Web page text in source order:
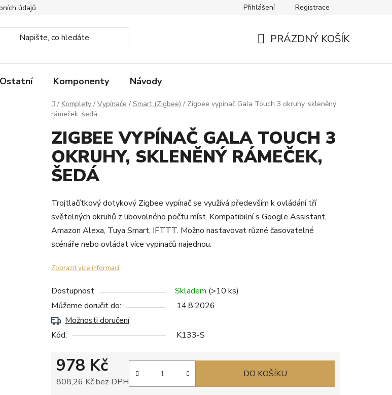
údajů KontaktyPřihlášení Registrace
PRÁZDNÝ KOŠÍK
Ostatní Komponenty Návody
Domů
/ Komplety / Vypínače / Smart (Zigbee) / Zigbee vypínač Gala Touch 3 okruhy, skleněný
rámeček, šedá
ZIGBEE VYPÍNAČ GALA TOUCH 3
OKRUHY, SKLENĚNÝ RÁMEČEK,
ŠEDÁ
Trojtlačítkový dotykový Zigbee vypínač se využívá především k ovládání tří
světelných okruhů z libovolného počtu míst. Kompatibilní s Google Assistant,
Amazon Alexa, Tuya Smart, IFTTT. Možno nastavovat různé časovatelné
scénáře nebo ovládat více vypínačů najednou.
Zobrazit více informací
Dostupnost Skladem (>10 ks)
Můžeme doručit do:
14.8.2026
Možnosti doručení
Kód:
K133-S
978 Kč
808,26 Kč bez DPH
DO KOŠÍKU